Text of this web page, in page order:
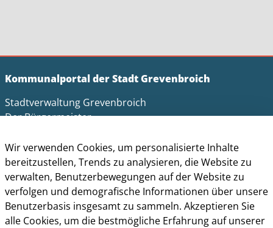
Kommunalportal der Stadt Grevenbroich
Stadtverwaltung Grevenbroich
Der Bürgermeister
Am Markt 1
41515 Grevenbroich
Telefon: +49 (0) 2181 / 608 - 0
Telefax: +49 (0) 2181/ 608 - 202
E-Mail:info@grevenbroich.de
Wir verwenden Cookies, um personalisierte Inhalte
bereitzustellen, Trends zu analysieren, die Website zu
verwalten, Benutzerbewegungen auf der Website zu
verfolgen und demografische Informationen über unsere
Benutzerbasis insgesamt zu sammeln. Akzeptieren Sie
alle Cookies, um die bestmögliche Erfahrung auf unserer